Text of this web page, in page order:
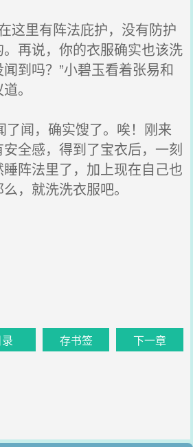
这里有阵法庇护，没有防护
再说，你的衣服确实也该洗
到吗？”小碧玉看着张易和
。
闻，确实馊了。唉！刚来
全感，得到了宝衣后，一刻
阵法里了，加上现在自己也
，就洗洗衣服吧。
存书签 下一章